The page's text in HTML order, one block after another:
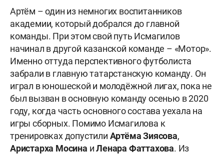
Артём – один из немногих воспитанников
академии, который добрался до главной
команды. При этом свой путь Исмагилов
начинал в другой казанской команде – «Мотор».
Именно оттуда перспективного футболиста
забрали в главную татарстанскую команду. Он
играл в юношеской и молодёжной лигах, пока не
был вызван в основную команду осенью в 2020
году, когда часть основного состава уехала на
игры сборных. Помимо Исмагилова к
тренировках допустили Артёма Зиясова,
Аристарха Мосина иЛенара Фаттахова. Из